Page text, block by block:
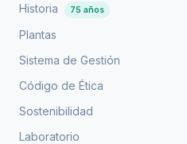
Historia
75 años
Plantas
Sistema de Gestión
Código de Ética
Sostenibilidad
Laboratorio